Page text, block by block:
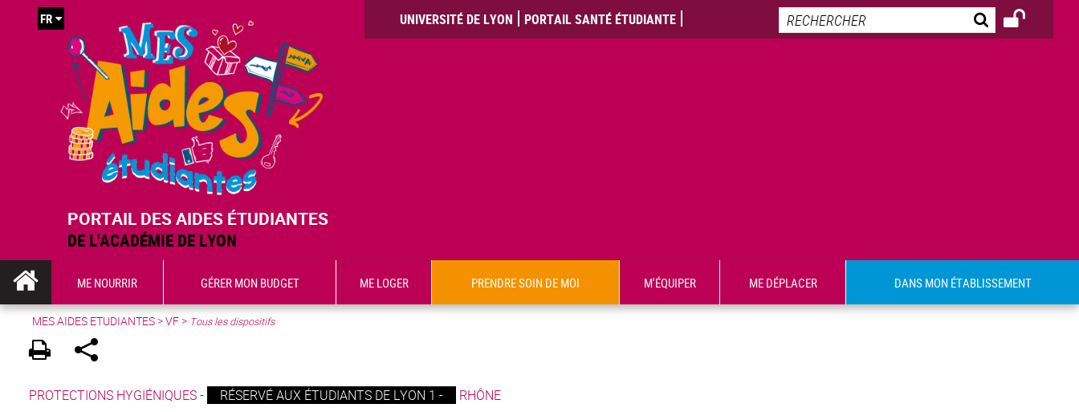
PORTAIL DES AIDES ÉTUDIANTES
DE L'ACADÉMIE DE LYON
UNIVERSITÉ DE LYON PORTAIL SANTÉ ÉTUDIANTE
FR
ME NOURRIR GÉRER MON BUDGET ME LOGER PRENDRE SOIN DE MOI M'ÉQUIPER ME DÉPLACER DANS MON ÉTABLISSEMENT
MES AIDES ETUDIANTES>VF> Tous les dispositifs
PROTECTIONS HYGIÉNIQUES - RÉSERVÉ AUX ÉTUDIANTS DE LYON 1 - RHÔNE